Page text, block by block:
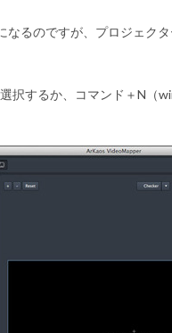
なるのですが、プロジェク
択するか、 コマンド＋N（